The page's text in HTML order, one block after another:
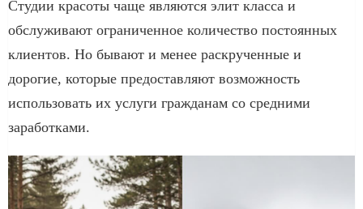
Студии красоты чаще являются элит класса и
обслуживают ограниченное количество постоянных
клиентов. Но бывают и менее раскрученные и
дорогие, которые предоставляют возможность
использовать их услуги гражданам со средними
заработками.